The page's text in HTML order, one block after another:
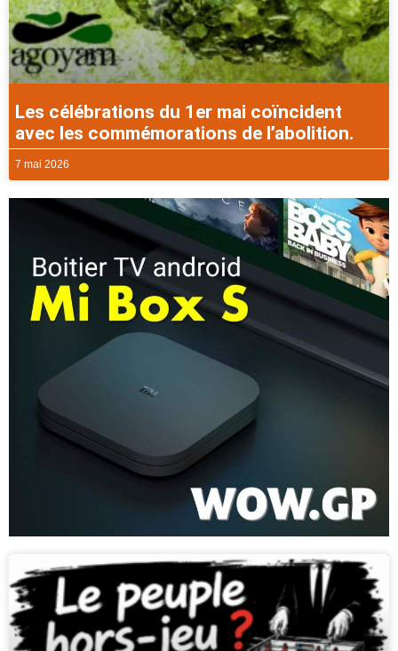
Les célébrations du 1er mai coïncident
avec les commémorations de l’abolition.
7 mai 2026